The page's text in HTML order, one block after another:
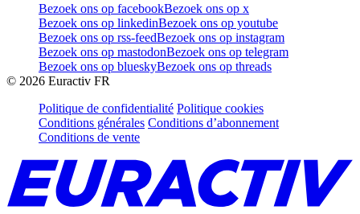
Bezoek ons op facebookBezoek ons op x
Bezoek ons op linkedinBezoek ons op youtube
Bezoek ons op rss-feedBezoek ons op instagram
Bezoek ons op mastodonBezoek ons op telegram
Bezoek ons op blueskyBezoek ons op threads
© 2026 Euractiv FR
Politique de confidentialité Politique cookies
Conditions générales Conditions d’abonnement
Conditions de vente